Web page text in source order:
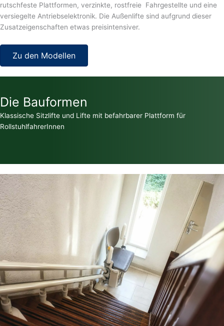
rutschfeste Plattformen, verzinkte, rostfreie Fahrgestellte und eine
versiegelte Antriebselektronik. Die Außenlifte sind aufgrund dieser
Zusatzeigenschaften etwas preisintensiver.
Zu den Modellen
Die Bauformen
Klassische Sitzlifte und Lifte mit befahrbarer Plattform für
RollstuhlfahrerInnen